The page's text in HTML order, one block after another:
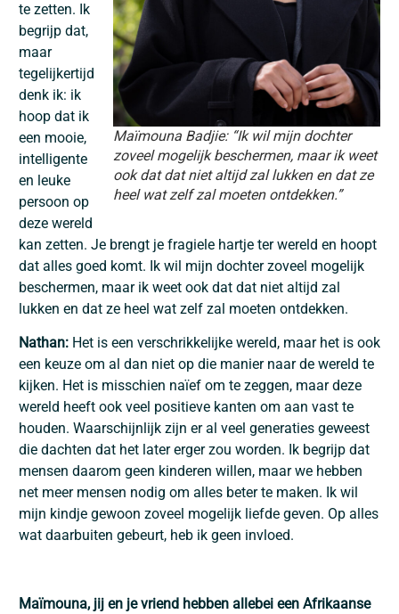
Maïmouna Badjie: “Ik wil mijn dochter
zoveel mogelijk beschermen, maar ik weet
ook dat dat niet altijd zal lukken en dat ze
heel wat zelf zal moeten ontdekken.”
te zetten. Ik
begrijp dat,
maar
tegelijkertijd
denk ik: ik
hoop dat ik
een mooie,
intelligente
en leuke
persoon op
deze wereld
kan zetten. Je brengt je fragiele hartje ter wereld en hoopt
dat alles goed komt. Ik wil mijn dochter zoveel mogelijk
beschermen, maar ik weet ook dat dat niet altijd zal
lukken en dat ze heel wat zelf zal moeten ontdekken.
Nathan: Het is een verschrikkelijke wereld, maar het is ook
een keuze om al dan niet op die manier naar de wereld te
kijken. Het is misschien naïef om te zeggen, maar deze
wereld heeft ook veel positieve kanten om aan vast te
houden. Waarschijnlijk zijn er al veel generaties geweest
die dachten dat het later erger zou worden. Ik begrijp dat
mensen daarom geen kinderen willen, maar we hebben
net meer mensen nodig om alles beter te maken. Ik wil
mijn kindje gewoon zoveel mogelijk liefde geven. Op alles
wat daarbuiten gebeurt, heb ik geen invloed.
Maïmouna, jij en je vriend hebben allebei een Afrikaanse